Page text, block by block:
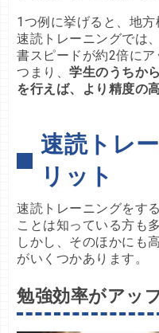
1つ例に挙げると、地
速読トレーニングでは
書スピードが約2倍にア
つまり、学生のうちか
を行えば、より精度の
速読トレ
リット
速読トレーニングをす
ことは知っている方も
しかし、そのほかにも
がいくつかあります。
勉強効率がアッ